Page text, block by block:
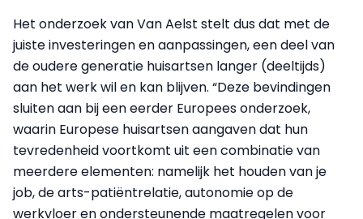
Het onderzoek van Van Aelst stelt dus dat met de
juiste investeringen en aanpassingen, een deel van
de oudere generatie huisartsen langer (deeltijds)
aan het werk wil en kan blijven. “Deze bevindingen
sluiten aan bij een eerder Europees onderzoek,
waarin Europese huisartsen aangaven dat hun
tevredenheid voortkomt uit een combinatie van
meerdere elementen: namelijk het houden van je
job, de arts-patiëntrelatie, autonomie op de
werkvloer en ondersteunende maatregelen voor